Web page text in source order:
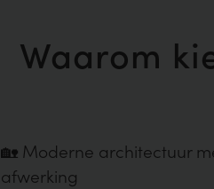
Waarom
🏡 Moderne architectuur
afwerking